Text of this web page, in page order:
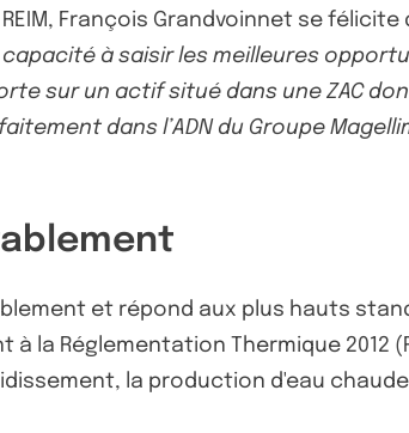
REIM, François Grandvoinnet se
à saisir les meilleures
sur un actif situé dans une ZAC
dans l’ADN du Groupe
et répond aux plus hauts
à la Réglementation Thermique
la production d'eau